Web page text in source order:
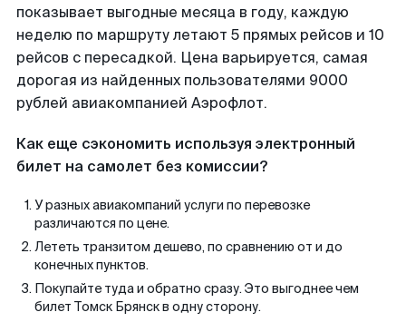
показывает выгодные месяца в году, каждую
неделю по маршруту летают 5 прямых рейсов и 10
рейсов с пересадкой. Цена варьируется, самая
дорогая из найденных пользователями 9000
рублей авиакомпанией Аэрофлот.
Как еще сэкономить используя электронный
билет на самолет без комиссии?
У разных авиакомпаний услуги по перевозке
различаются по цене.
Лететь транзитом дешево, по сравнению от и до
конечных пунктов.
Покупайте туда и обратно сразу. Это выгоднее чем
билет Томск Брянск в одну сторону.